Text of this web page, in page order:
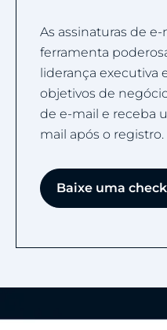
As assinaturas de
ferramenta
liderança executiva
objetivos de
de e-mail e receba
mail após o registro.
Baixe uma